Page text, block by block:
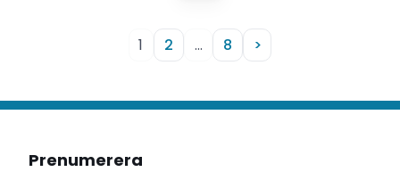
1 2 … 8 >
Prenumerera